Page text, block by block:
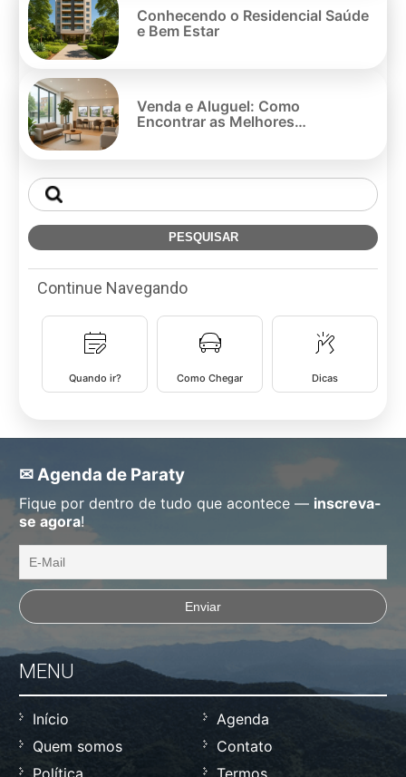
Conhecendo o Residencial Saúde
e Bem Estar
Venda e Aluguel: Como
Encontrar as Melhores
Continue Navegando
Quando ir? Como Chegar Dicas
✉ Agenda de Paraty
Fique por dentro de tudo que acontece — inscreva-
se agora!
MENU
Início
Agenda
Quem somos
Contato
Política
Termos